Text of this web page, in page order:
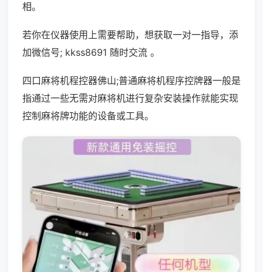
相。
若你在仪器使用上需要帮助，想获取一对一指导，添
加微信号; kkss8691 随时交流 。
四口麻将机程控器佛山;普通麻将机程序控牌器一般是
指通过一些无需对麻将机进行复杂安装操作就能实现
控制麻将牌功能的设备或工具。